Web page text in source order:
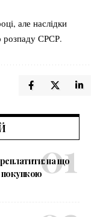
але наслідки
розпаду СРСР.
на що
покупкою